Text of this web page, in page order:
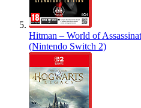
Hitman – World of
(Nintendo Switch 2)